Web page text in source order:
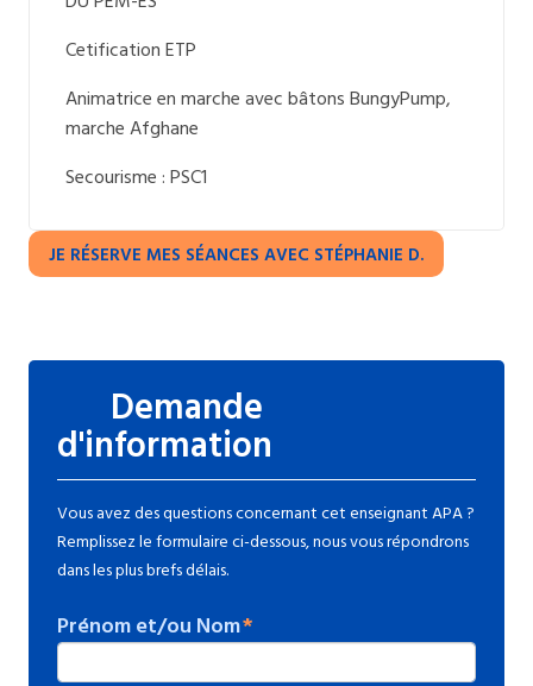
Cetification ETP
Animatrice en marche avec bâtons BungyPump,
marche Afghane
Secourisme : PSC1
JE RÉSERVE MES SÉANCES AVEC STÉPHANIE D.
Demande
d'information
Vous avez des questions concernant cet enseignant APA ?
Remplissez le formulaire ci-dessous, nous vous répondrons
dans les plus brefs délais.
Prénom et/ou Nom